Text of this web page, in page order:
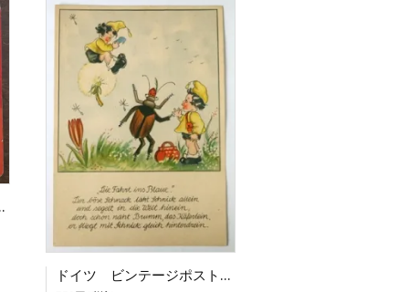
ドイツ ビンテージポストカード 小人のおはなし「わたげ」[19020]